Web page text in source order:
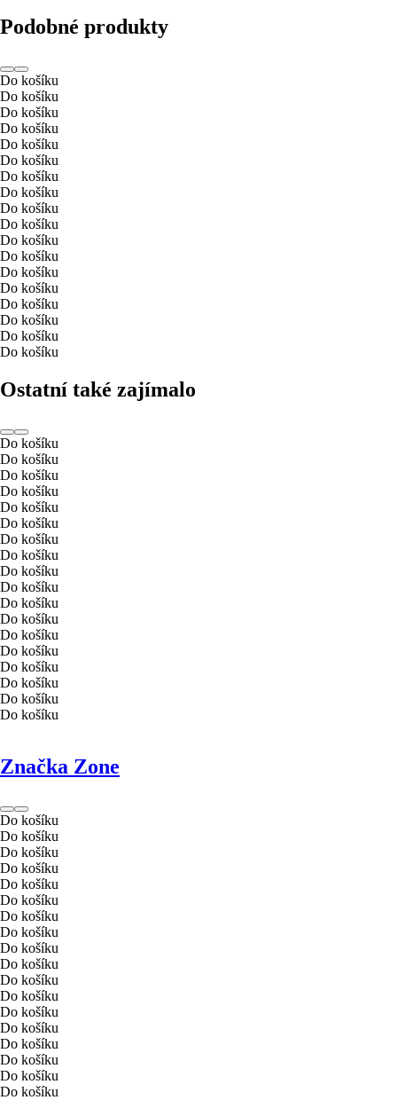
Podobné produkty
Do košíku
Do košíku
Do košíku
Do košíku
Do košíku
Do košíku
Do košíku
Do košíku
Do košíku
Do košíku
Do košíku
Do košíku
Do košíku
Do košíku
Do košíku
Do košíku
Do košíku
Do košíku
Ostatní také zajímalo
Do košíku
Do košíku
Do košíku
Do košíku
Do košíku
Do košíku
Do košíku
Do košíku
Do košíku
Do košíku
Do košíku
Do košíku
Do košíku
Do košíku
Do košíku
Do košíku
Do košíku
Do košíku
Značka Zone
Do košíku
Do košíku
Do košíku
Do košíku
Do košíku
Do košíku
Do košíku
Do košíku
Do košíku
Do košíku
Do košíku
Do košíku
Do košíku
Do košíku
Do košíku
Do košíku
Do košíku
Do košíku